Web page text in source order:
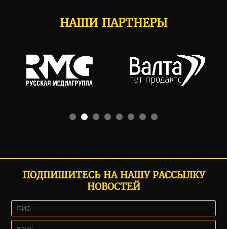
НАШИ ПАРТНЕРЫ
ПОДПИШИТЕСЬ НА НАШУ РАССЫЛКУ
НОВОСТЕЙ